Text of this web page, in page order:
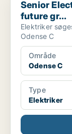
Senior
future gr...
Elektriker
Odense C
Område
Odense C
Type
Elektriker